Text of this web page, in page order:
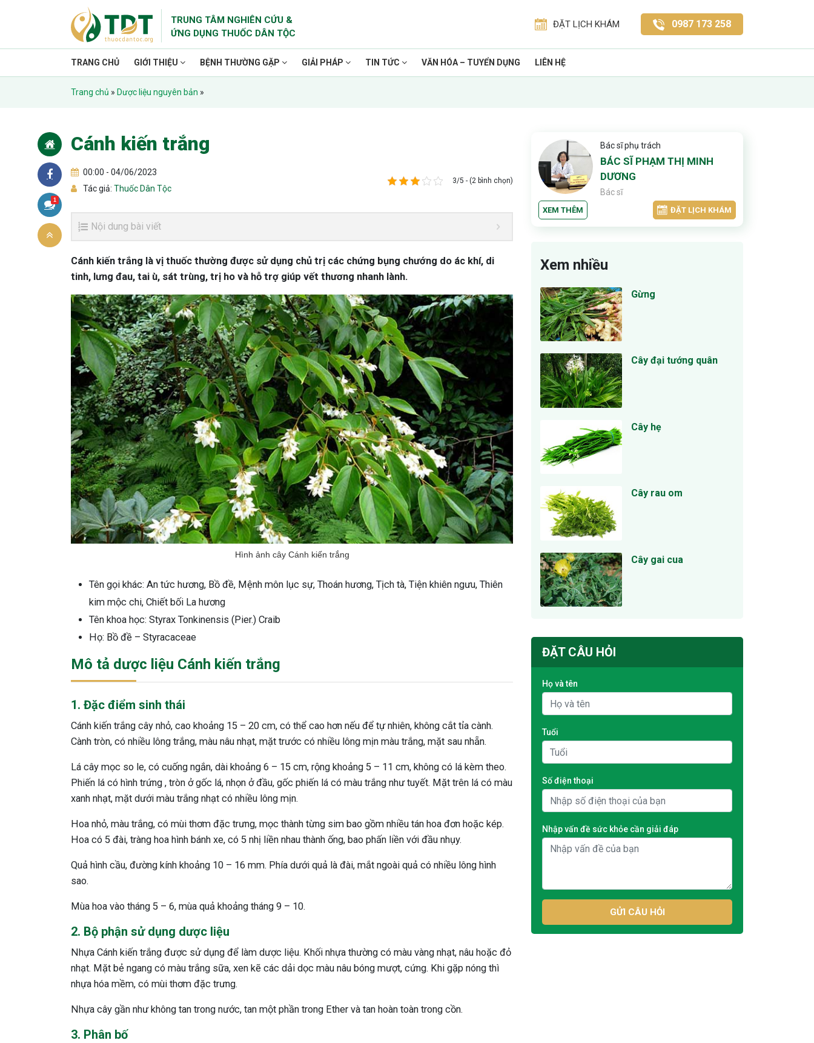
TRUNG TÂM NGHIÊN CỨU &
ỨNG DỤNG THUỐC DÂN TỘC
ĐẶT LỊCH KHÁM 0987 173 258
TRANG CHỦ GIỚI THIỆU BỆNH THƯỜNG GẶP GIẢI PHÁP TIN TỨC VĂN HÓA – TUYỂN DỤNG LIÊN HỆ
Trang chủ » Dược liệu nguyên bản »
Cánh kiến trắng
00:00 - 04/06/2023
Tác giả: Thuốc Dân Tộc
3/5 - (2 bình chọn)
1
Nội dung bài viết
Cánh kiến trắng là vị thuốc thường được sử dụng chủ trị các chứng bụng chướng do ác khí, di
tinh, lưng đau, tai ù, sát trùng, trị ho và hỗ trợ giúp vết thương nhanh lành.
Hình ảnh cây Cánh kiến trắng
Tên gọi khác: An tức hương, Bồ đề, Mệnh môn lục sự, Thoán hương, Tịch tà, Tiện khiên ngưu, Thiên
kim mộc chi, Chiết bối La hương
Tên khoa học: Styrax Tonkinensis (Pier.) Craib
Họ: Bồ đề – Styracaceae
Mô tả dược liệu Cánh kiến trắng
1. Đặc điểm sinh thái
Cánh kiến trắng cây nhỏ, cao khoảng 15 – 20 cm, có thể cao hơn nếu để tự nhiên, không cắt tỉa cành.
Cành tròn, có nhiều lông trắng, màu nâu nhạt, mặt trước có nhiều lông mịn màu trắng, mặt sau nhẵn.
Lá cây mọc so le, có cuống ngắn, dài khoảng 6 – 15 cm, rộng khoảng 5 – 11 cm, không có lá kèm theo.
Phiến lá có hình trứng , tròn ở gốc lá, nhọn ở đầu, gốc phiến lá có màu trắng như tuyết. Mặt trên lá có màu
xanh nhạt, mặt dưới màu trắng nhạt có nhiều lông mịn.
Hoa nhỏ, màu trắng, có mùi thơm đặc trưng, mọc thành từng sim bao gồm nhiều tán hoa đơn hoặc kép.
Hoa có 5 đài, tràng hoa hình bánh xe, có 5 nhị liền nhau thành ống, bao phấn liền với đầu nhụy.
Quả hình cầu, đường kính khoảng 10 – 16 mm. Phía dưới quả là đài, mắt ngoài quả có nhiều lông hình
sao.
Mùa hoa vào tháng 5 – 6, mùa quả khoảng tháng 9 – 10.
2. Bộ phận sử dụng dược liệu
Nhựa Cánh kiến trắng được sử dụng để làm dược liệu. Khối nhựa thường có màu vàng nhạt, nâu hoặc đỏ
nhạt. Mặt bẻ ngang có màu trắng sữa, xen kẽ các dải dọc màu nâu bóng mượt, cứng. Khi gặp nóng thì
nhựa hóa mềm, có mùi thơm đặc trưng.
Nhựa cây gần như không tan trong nước, tan một phần trong Ether và tan hoàn toàn trong cồn.
3. Phân bố
Bác sĩ phụ trách
BÁC SĨ PHẠM THỊ MINH
DƯƠNG
Bác sĩ
XEM THÊM ĐẶT LỊCH KHÁM
Xem nhiều
Gừng
Cây đại tướng quân
Cây hẹ
Cây rau om
Cây gai cua
ĐẶT CÂU HỎI
Họ và tên
Tuổi
Số điện thoại
Nhập vấn đề sức khỏe cần giải đáp
GỬI CÂU HỎI